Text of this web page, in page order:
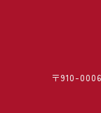
〒910-